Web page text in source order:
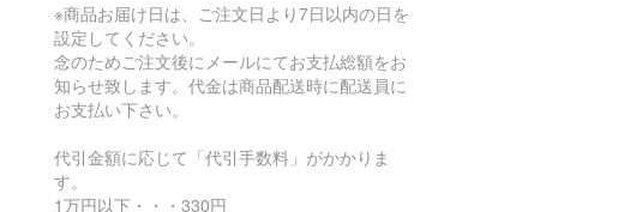
※商品お届け日は、ご注文日より7日以内の日を
設定してください。
念のためご注文後にメールにてお支払総額をお
知らせ致します。代金は商品配送時に配送員に
お支払い下さい。
代引金額に応じて「代引手数料」がかかりま
す。
1万円以下・・・330円